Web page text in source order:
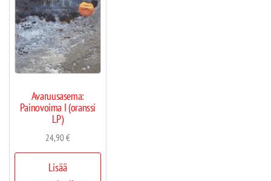
Avaruusasema:
Painovoima I (oranssi
LP)
24,90€
Lisää